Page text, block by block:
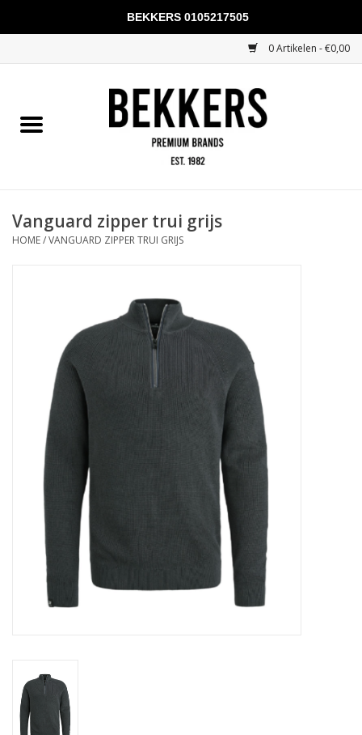
0 Artikelen - €0,00
Mannen
KADOBONNEN
Vanguard zipper trui grijs
HOME/VANGUARD ZIPPER TRUI GRIJS
BEKKERS 0105217505